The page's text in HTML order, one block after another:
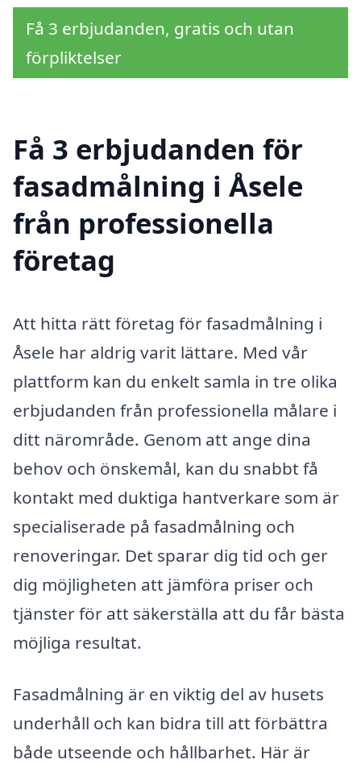
Få 3 erbjudanden, gratis och utan
förpliktelser
Få 3 erbjudanden för
fasadmålning i Åsele
från professionella
företag
Att hitta rätt företag för fasadmålning i
Åsele har aldrig varit lättare. Med vår
plattform kan du enkelt samla in tre olika
erbjudanden från professionella målare i
ditt närområde. Genom att ange dina
behov och önskemål, kan du snabbt få
kontakt med duktiga hantverkare som är
specialiserade på fasadmålning och
renoveringar. Det sparar dig tid och ger
dig möjligheten att jämföra priser och
tjänster för att säkerställa att du får bästa
möjliga resultat.
Fasadmålning är en viktig del av husets
underhåll och kan bidra till att förbättra
både utseende och hållbarhet. Här är